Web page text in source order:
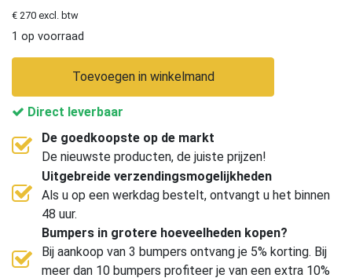
€ 270 excl. btw
1 op voorraad
Toevoegen in winkelmand
Direct leverbaar
De goedkoopste op de markt
De nieuwste producten, de juiste prijzen!
Uitgebreide verzendingsmogelijkheden
Als u op een werkdag bestelt, ontvangt u het binnen
48 uur.
Bumpers in grotere hoeveelheden kopen?
Bij aankoop van 3 bumpers ontvang je 5% korting. Bij
meer dan 10 bumpers profiteer je van een extra 10%